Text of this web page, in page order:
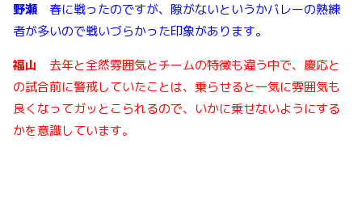
野瀬 春に戦ったのですが、隙がないというかバレーの熟練
者が多いので戦いづらかった印象があります。
福山 去年と全然雰囲気とチームの特徴も違う中で、慶応と
の試合前に警戒していたことは、乗らせると一気に雰囲気も
良くなってガッとこられるので、いかに乗せないようにする
かを意識しています。